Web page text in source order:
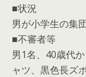
■状況
男が小学生の集
■不審者等
男1名、40歳代
ャツ、黒色長ズ